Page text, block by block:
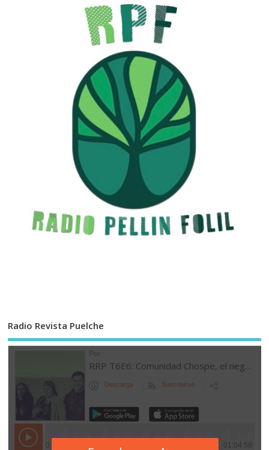
Radio Revista Puelche